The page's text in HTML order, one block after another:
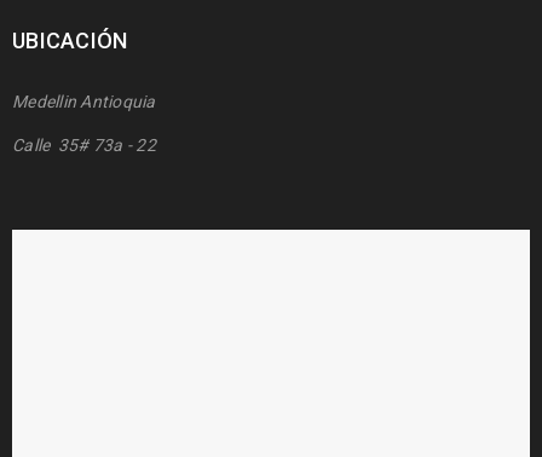
UBICACIÓN
Medellin Antioquia
Calle 35# 73a - 22